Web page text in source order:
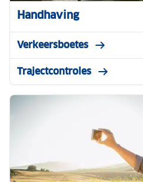
Handhaving
Verkeersboetes
Trajectcontroles